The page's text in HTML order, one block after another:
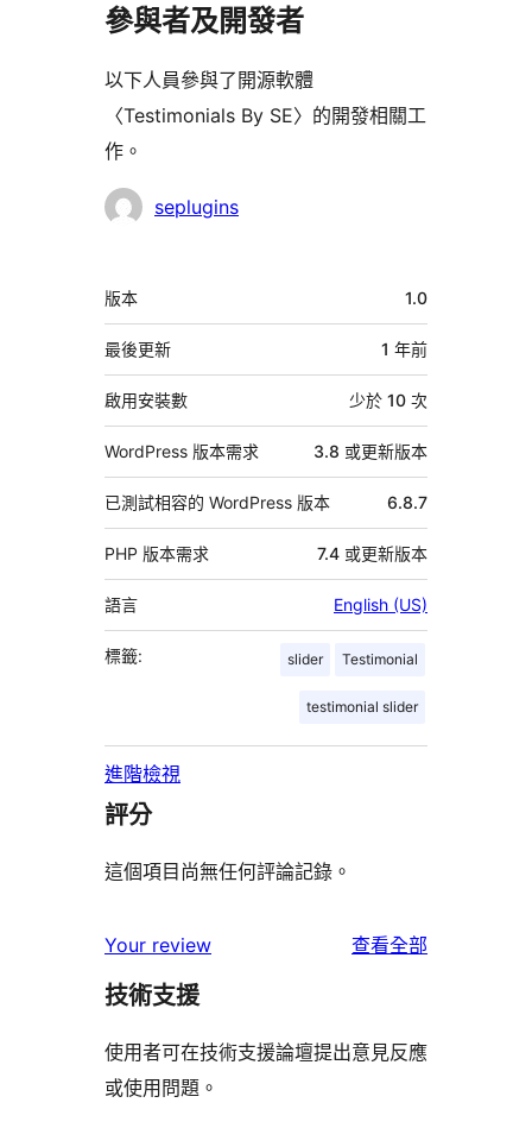
參與者及開發者
以下人員參與了開源軟體
〈Testimonials By SE〉的開發相關工
作。
參
seplugins
中
繼
資
料
版本 1.0
最後更新 1 年前
啟用安裝數 少於 10 次
WordPress 版本需求 3.8 或更新版本
已測試相容的 WordPress 版本 6.8.7
PHP 版本需求 7.4 或更新版本
語言 English (US)
標籤: slider Testimonial
testimonial slider
進階檢視
評分
這個項目尚無任何評論記錄。
Your review 查看全部
評
技術支援
使用者可在技術支援論壇提出意見反應
或使用問題。